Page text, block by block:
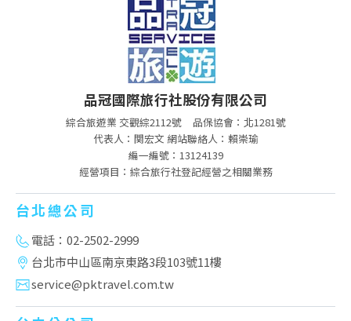
品冠國際旅行社股份有限公司
綜合旅遊業 交觀綜2112號
品保協會：北1281號
代表人：関宏文 網站聯絡人：賴崇瑜
編一編號：13124139
經營項目：綜合旅行社登記經營之相關業務
台北總公司
電話：02-2502-2999
台北市中山區南京東路3段103號11樓
service@pktravel.com.tw